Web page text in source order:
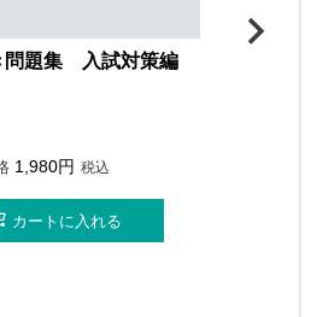
問題集 入試対策編
1,980 税込
カートに入れる